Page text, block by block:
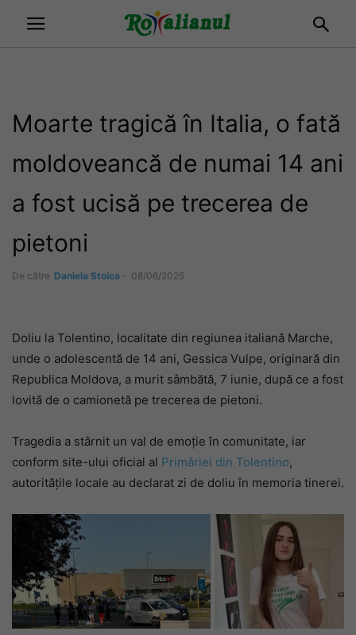
Moarte tragică în Italia, o fată
moldoveancă de numai 14 ani
a fost ucisă pe trecerea de
pietoni
De către Daniela Stoica - 08/06/2025
Doliu la Tolentino, localitate din regiunea italiană Marche,
unde o adolescentă de 14 ani, Gessica Vulpe, originară din
Republica Moldova, a murit sâmbătă, 7 iunie, după ce a fost
lovită de o camionetă pe trecerea de pietoni.
Tragedia a stârnit un val de emoție în comunitate, iar
conform site-ului oficial al Primăriei din Tolentino,
autoritățile locale au declarat zi de doliu în memoria tinerei.